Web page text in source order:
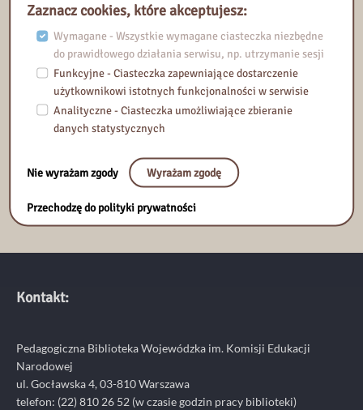
23 kwietnia 2025, 00:00
Rejestracja kończy się:
8 maja 2025, 00:00
Zapisy zakończone
Wydarzenie nie podlega weryfikacji uczestników przez
administratora. Uczestnicy są automatycznie potwierdzani przez
Kontakt:
Pedagogiczna Biblioteka Wojewódzka im. Komisji Edukacji
Narodowej
ul. Gocławska 4, 03-810 Warszawa
telefon: (22) 810 26 52 (w czasie godzin pracy biblioteki)
Zaznacz cookies, które akceptujesz:
Wymagane - Wszystkie wymagane ciasteczka niezbędne
do prawidłowego działania serwisu, np. utrzymanie sesji
Funkcyjne - Ciasteczka zapewniające dostarczenie
użytkownikowi istotnych funkcjonalności w serwisie
Analityczne - Ciasteczka umożliwiające zbieranie
danych statystycznych
Nie wyrażam zgody Wyrażam zgodę
Przechodzę do polityki prywatności